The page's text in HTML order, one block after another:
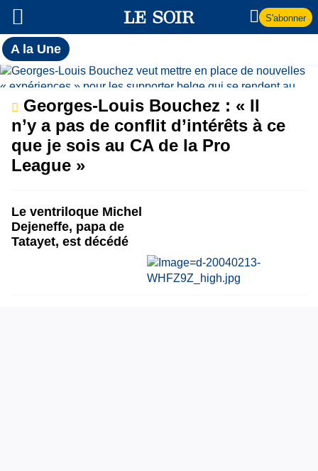
S'abonner
A la UneToutes
l'actualité
du Soir
A
la
Une
Georges-Louis Bouchez : « Il
n’y a pas de conflit d’intérêts à ce
que je sois au CA de la Pro
League »
Le ventriloque Michel
Dejeneffe, papa de
Tatayet, est décédé